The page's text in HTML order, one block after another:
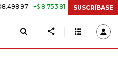
+$ 8.753,81 +2,19% TASA DE
SUSCRÍBASE